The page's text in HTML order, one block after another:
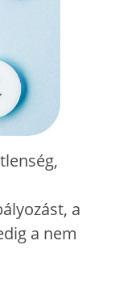
a
a nem